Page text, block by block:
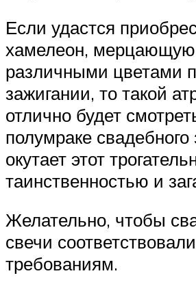
Если удастся
хамелеон, мерцающую
различными цветами
зажигании, то такой
отлично будет
полумраке свадебного
окутает этот
таинственностью и
Желательно, чтобы
свечи
требованиям.